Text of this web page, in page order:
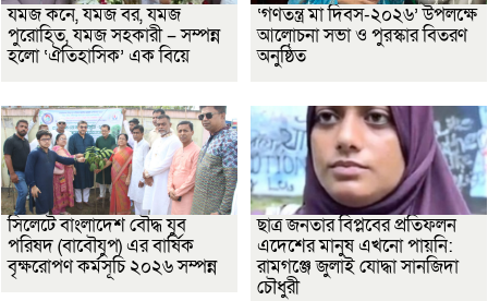
যমজ কনে, যমজ বর, যমজ
পুরোহিত, যমজ সহকারী – সম্পন্ন
হলো ‘ঐতিহাসিক’ এক বিয়ে
‘গণতন্ত্র মা দিবস-২০২৬’ উপলক্ষে
আলোচনা সভা ও পুরস্কার বিতরণ
অনুষ্ঠিত
সিলেটে বাংলাদেশ বৌদ্ধ যুব
পরিষদ (বাবৌযুপ) এর বার্ষিক
বৃক্ষরোপণ কর্মসূচি ২০২৬ সম্পন্ন
ছাত্র জনতার বিপ্লবের প্রতিফলন
এদেশের মানুষ এখনো পায়নি:
রামগঞ্জে জুলাই যোদ্ধা সানজিদা
চৌধুরী